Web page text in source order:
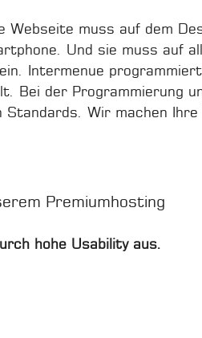
Webseite muss auf dem
Und sie muss auf
Intermenue
Bei der Programmierung
Wir machen Ihre
Premiumhosting
hohe Usability aus.